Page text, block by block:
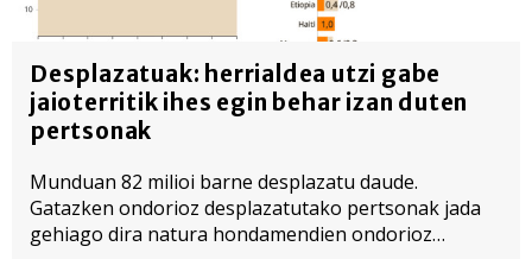
Desplazatuak: herrialdea utzi gabe
jaioterritik ihes egin behar izan duten
pertsonak
Munduan 82 milioi barne desplazatu daude.
Gatazken ondorioz desplazatutako pertsonak jada
gehiago dira natura hondamendien ondorioz